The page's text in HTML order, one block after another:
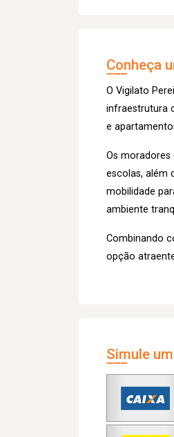
Conheça
O Vigilato
infraestrutura
e
Os
escolas, além
mobilidade
ambiente
Combinando
opção
Simule